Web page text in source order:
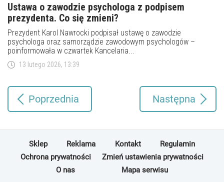
Ustawa o zawodzie psychologa z podpisem
prezydenta. Co się zmieni?
Prezydent Karol Nawrocki podpisał ustawę o zawodzie
psychologa oraz samorządzie zawodowym psychologów –
poinformowała w czwartek Kancelaria...
13 lutego 2026, 13:39
Poprzednia Następna
Sklep Reklama Kontakt
Regulamin
Ochrona prywatności
Zmień ustawienia prywatności
O nas
Mapa serwisu